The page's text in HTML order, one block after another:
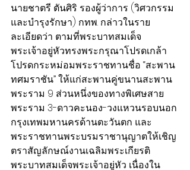
นายชาตรี ตันศิริ รองผู้ว่าการ (วิศวกรรม
และบำรุงรักษา) กทพ. กล่าวในราย
ละเอียดว่า ตามที่พระบาทสมเด็จ
พระเจ้าอยู่หัวทรงพระกรุณาโปรดเกล้า
โปรดกระหม่อมพระราชทานชื่อ “สะพาน
ทศมราชัน” ให้แก่สะพานคู่ขนานสะพาน
พระราม 9 ส่วนหนึ่งของทางพิเศษสาย
พระราม 3-ดาวคะนอง-วงแหวนรอบนอก
กรุงเทพมหานครด้านตะวันตก และ
พระราชทานพระบรมราชานุญาตให้เชิญ
ตราสัญลักษณ์งานเฉลิมพระเกียรติ
พระบาทสมเด็จพระเจ้าอยู่หัว เนื่องใน